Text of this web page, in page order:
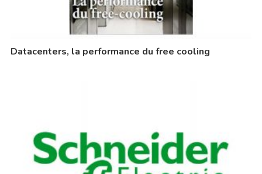
Datacenters, la performance du free cooling